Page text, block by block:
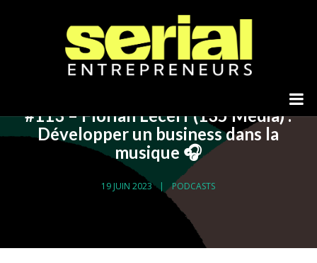
#113 – Florian Lecerf (135 Media) :
Développer un business dans la
musique 🎧
19 JUIN 2023 PODCASTS